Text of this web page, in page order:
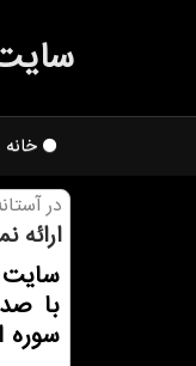
خانه
در
با
سوره